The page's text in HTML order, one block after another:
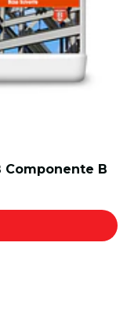
Componente B